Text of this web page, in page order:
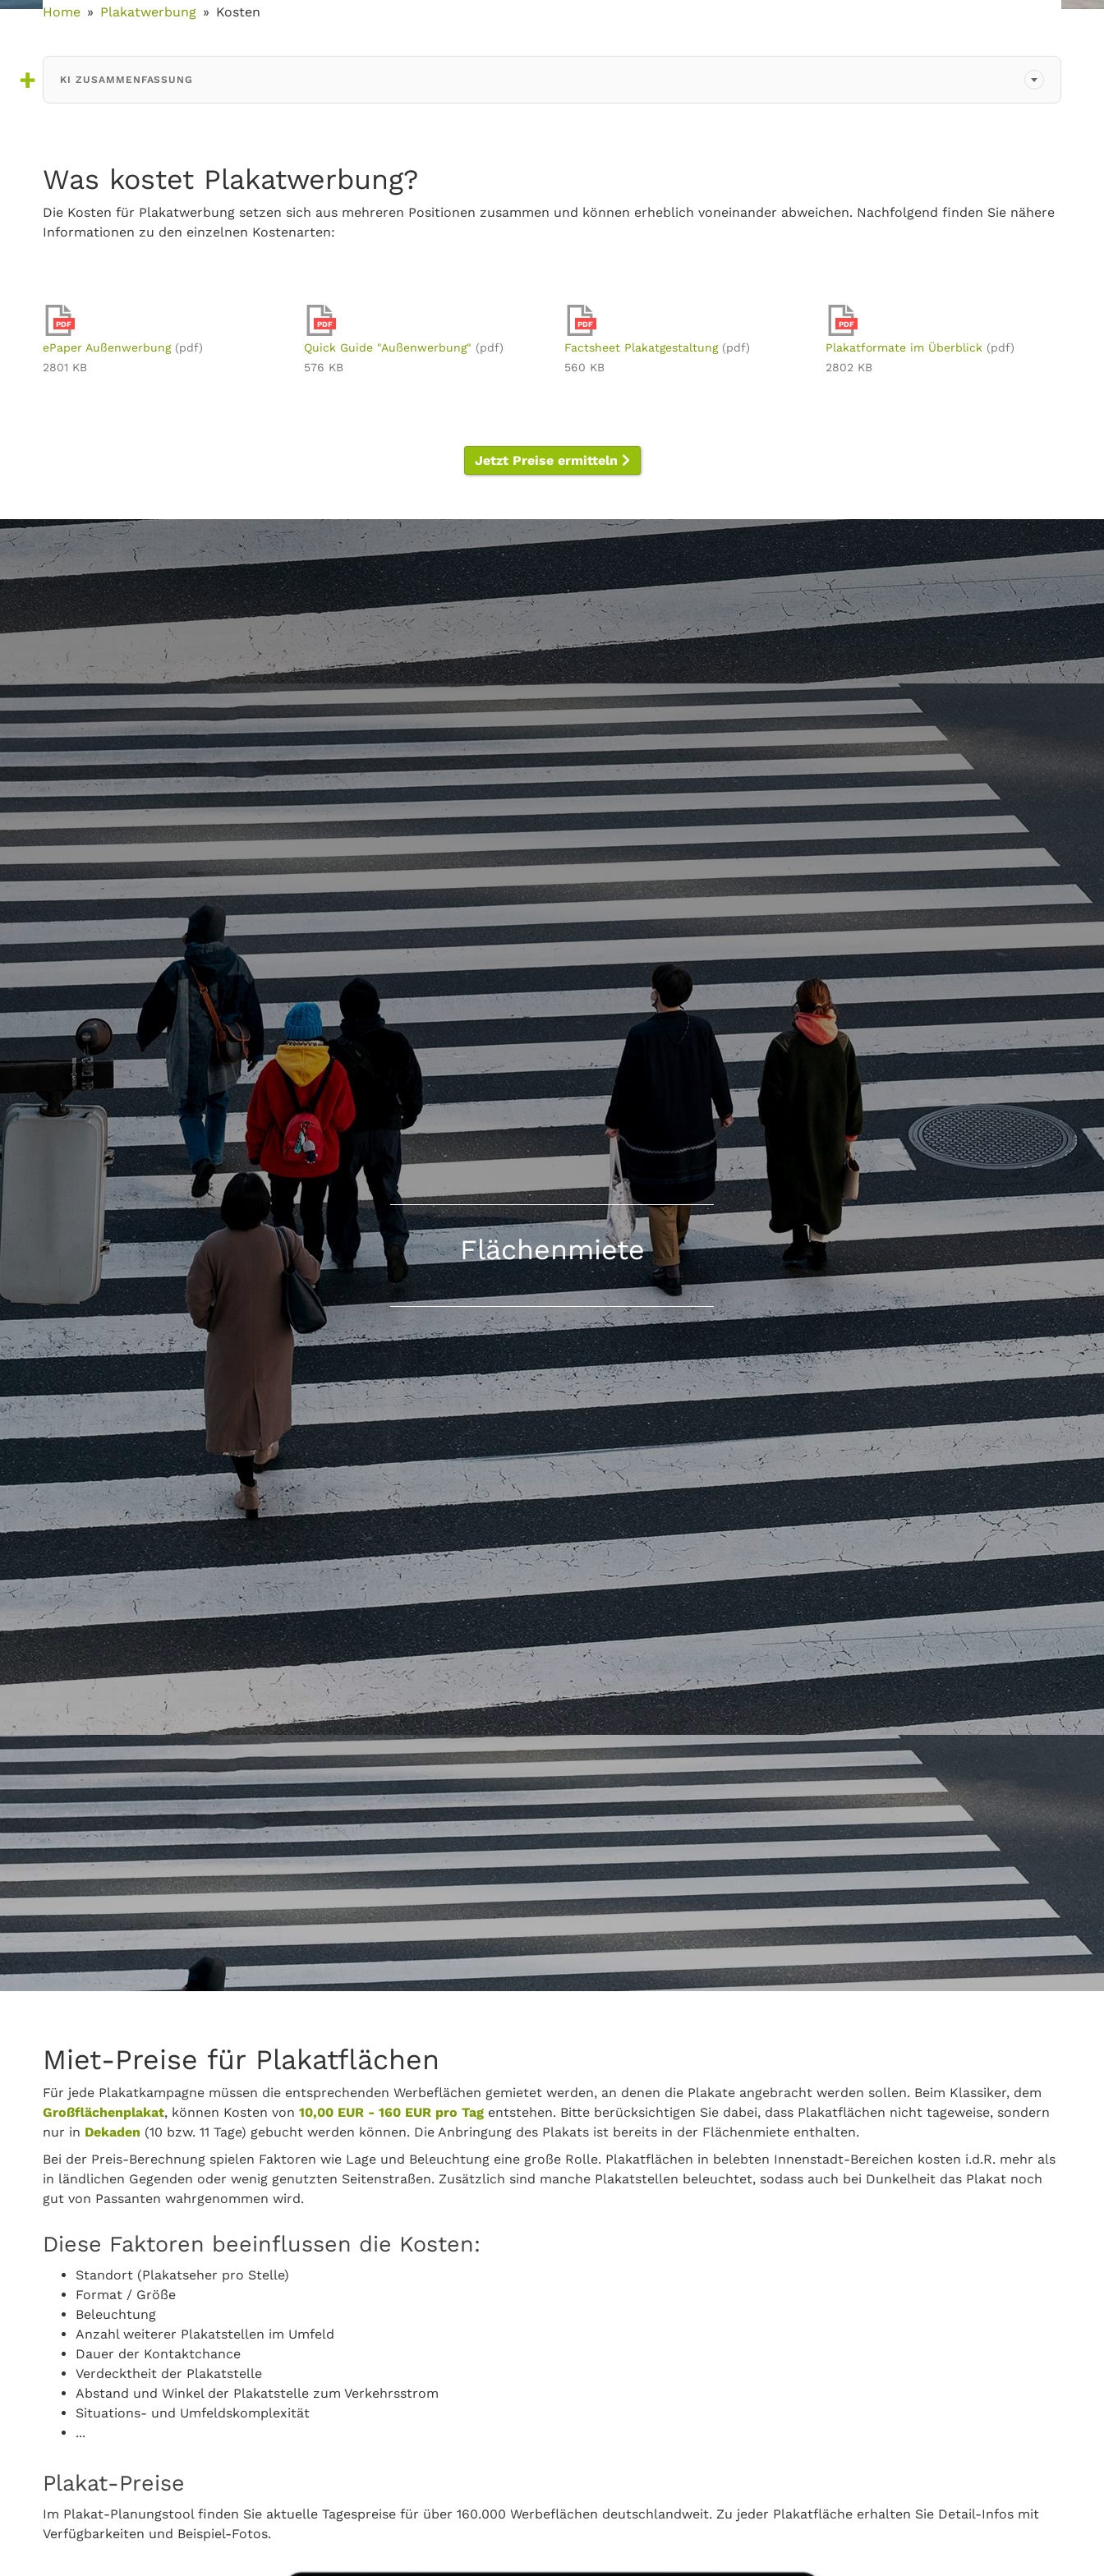
Home Plakatwerbung Kosten
KI ZUSAMMENFASSUNG
Was kostet Plakatwerbung?
Die Kosten für Plakatwerbung setzen sich aus mehreren Positionen zusammen und können erheblich voneinander abweichen. Nachfolgend finden Sie nähere
Informationen zu den einzelnen Kostenarten:
PDF
ePaper Außenwerbung (pdf)
2801 KB
PDF
Quick Guide "Außenwerbung" (pdf)
576 KB
PDF
Factsheet Plakatgestaltung (pdf)
560 KB
PDF
Plakatformate im Überblick (pdf)
2802 KB
Jetzt Preise ermitteln
Flächenmiete
Miet-Preise für Plakatflächen
Für jede Plakatkampagne müssen die entsprechenden Werbeflächen gemietet werden, an denen die Plakate angebracht werden sollen. Beim Klassiker, dem
Großflächenplakat, können Kosten von 10,00 EUR - 160 EUR pro Tag entstehen. Bitte berücksichtigen Sie dabei, dass Plakatflächen nicht tageweise, sondern
nur in Dekaden (10 bzw. 11 Tage) gebucht werden können. Die Anbringung des Plakats ist bereits in der Flächenmiete enthalten.
Bei der Preis-Berechnung spielen Faktoren wie Lage und Beleuchtung eine große Rolle. Plakatflächen in belebten Innenstadt-Bereichen kosten i.d.R. mehr als
in ländlichen Gegenden oder wenig genutzten Seitenstraßen. Zusätzlich sind manche Plakatstellen beleuchtet, sodass auch bei Dunkelheit das Plakat noch
gut von Passanten wahrgenommen wird.
Diese Faktoren beeinflussen die Kosten:
Standort (Plakatseher pro Stelle)
Format / Größe
Beleuchtung
Anzahl weiterer Plakatstellen im Umfeld
Dauer der Kontaktchance
Verdecktheit der Plakatstelle
Abstand und Winkel der Plakatstelle zum Verkehrsstrom
Situations- und Umfeldskomplexität
...
Plakat-Preise
Im Plakat-Planungstool finden Sie aktuelle Tagespreise für über 160.000 Werbeflächen deutschlandweit. Zu jeder Plakatfläche erhalten Sie Detail-Infos mit
Verfügbarkeiten und Beispiel-Fotos.